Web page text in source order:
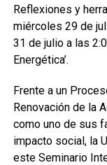
Reflexiones y
miércoles 29 de
31 de julio a las
Energética’.
Frente a un
Renovación de la
como uno de sus
impacto social, la
este Seminario